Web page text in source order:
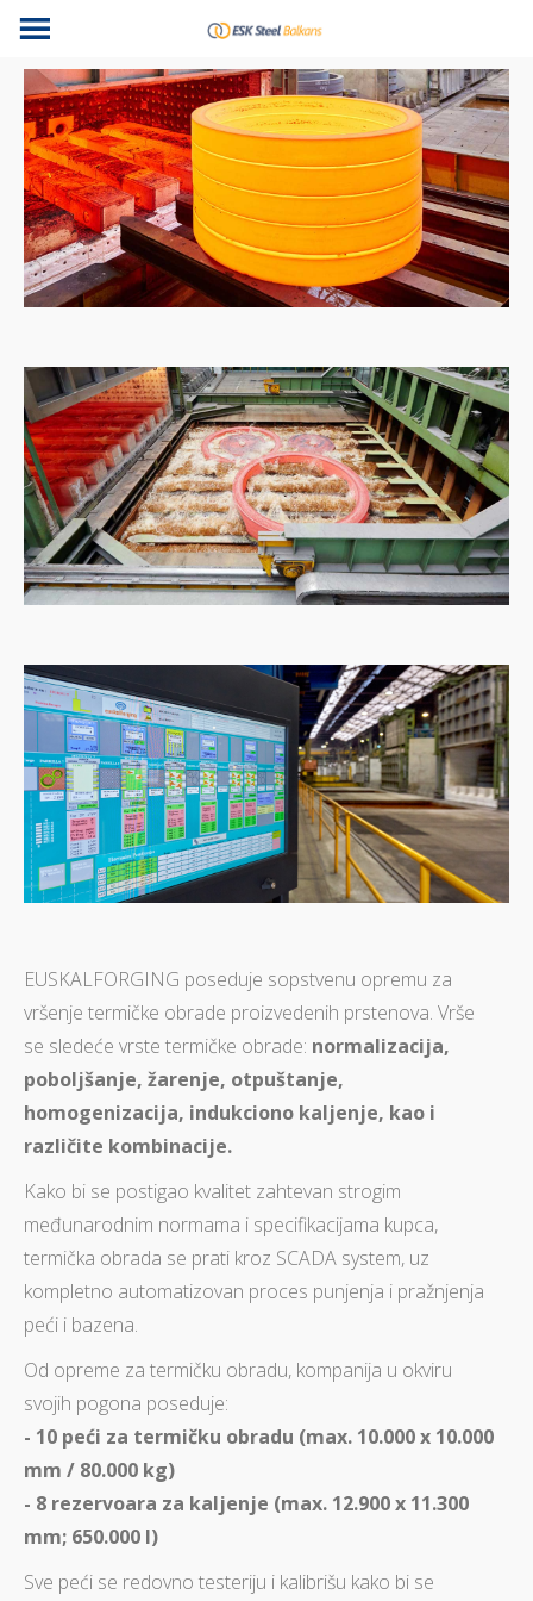
EUSKALFORGING poseduje sopstvenu opremu za
vršenje termičke obrade proizvedenih prstenova. Vrše
se sledeće vrste termičke obrade: normalizacija,
poboljšanje, žarenje, otpuštanje,
homogenizacija, indukciono kaljenje, kao i
različite kombinacije.
Kako bi se postigao kvalitet zahtevan strogim
međunarodnim normama i specifikacijama kupca,
termička obrada se prati kroz SCADA system, uz
kompletno automatizovan proces punjenja i pražnjenja
peći i bazena.
Od opreme za termičku obradu, kompanija u okviru
svojih pogona poseduje:
- 10 peći za termičku obradu (max. 10.000 x 10.000
mm / 80.000 kg)
- 8 rezervoara za kaljenje (max. 12.900 x 11.300
mm; 650.000 l)
Sve peći se redovno testeriju i kalibrišu kako bi se